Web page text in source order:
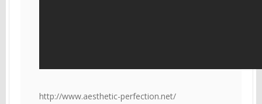
http://www.aesthetic-perfection.net/